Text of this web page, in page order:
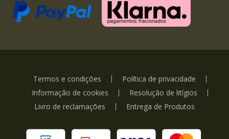
Termos e condições
Política de privacidade
Informação de cookies
Resolução de litígios
Livro de reclamações
Entrega de Produtos